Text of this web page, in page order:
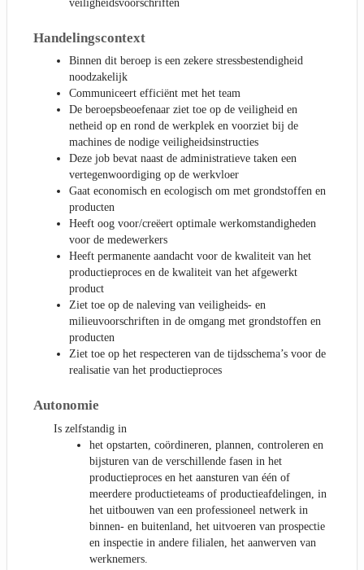
veiligheidsvoorschriften
Handelingscontext
Binnen dit beroep is een zekere stressbestendigheid
noodzakelijk
Communiceert efficiënt met het team
De beroepsbeoefenaar ziet toe op de veiligheid en
netheid op en rond de werkplek en voorziet bij de
machines de nodige veiligheidsinstructies
Deze job bevat naast de administratieve taken een
vertegenwoordiging op de werkvloer
Gaat economisch en ecologisch om met grondstoffen en
producten
Heeft oog voor/creëert optimale werkomstandigheden
voor de medewerkers
Heeft permanente aandacht voor de kwaliteit van het
productieproces en de kwaliteit van het afgewerkt
product
Ziet toe op de naleving van veiligheids- en
milieuvoorschriften in de omgang met grondstoffen en
producten
Ziet toe op het respecteren van de tijdsschema’s voor de
realisatie van het productieproces
Autonomie
Is zelfstandig in
het opstarten, coördineren, plannen, controleren en
bijsturen van de verschillende fasen in het
productieproces en het aansturen van één of
meerdere productieteams of productieafdelingen, in
het uitbouwen van een professioneel netwerk in
binnen- en buitenland, het uitvoeren van prospectie
en inspectie in andere filialen, het aanwerven van
werknemers.